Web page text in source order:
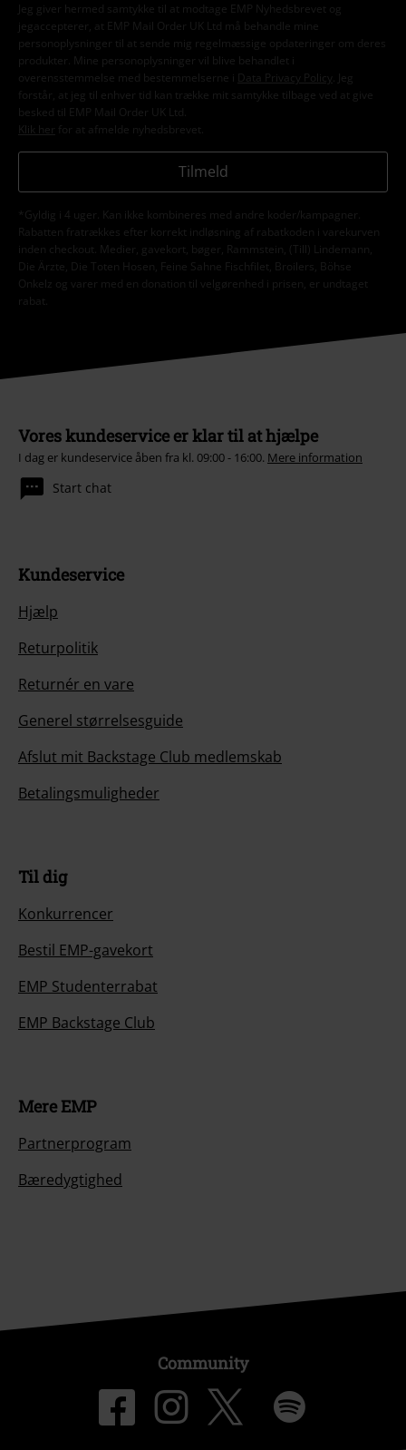
Jeg giver hermed samtykke til at modtage EMP Nyhedsbrevet og
jegaccepterer, at EMP Mail Order UK Ltd må behandle mine
personoplysninger til at sende mig regelmæssige opdateringer om deres
produkter. Mine personoplysninger vil blive behandlet i
overensstemmelse med bestemmelserne i
Data Privacy Policy
. Jeg
forstår, at jeg til enhver tid kan trække mit samtykke tilbage ved at give
besked til EMP Mail Order UK Ltd.
Klik her
for at afmelde nyhedsbrevet.
Tilmeld
*Gyldig i 4 uger. Kan ikke kombineres med andre koder/kampagner.
Rabatten fratrækkes efter korrekt indløsning af rabatkoden i varekurven
inden checkout. Medier, gavekort, bøger, Rammstein, (Till) Lindemann,
Die Ärzte, Die Toten Hosen, Feine Sahne Fischfilet, Broilers, Böhse
Onkelz og varer med en donation til velgørenhed i prisen, er undtaget
rabat.
Vores kundeservice er klar til at hjælpe
I dag er kundeservice åben fra kl. 09:00 - 16:00. Mere information
Start chat
Kundeservice
Hjælp
Returpolitik
Returnér en vare
Generel størrelsesguide
Afslut mit Backstage Club medlemskab
Betalingsmuligheder
Til dig
Konkurrencer
Bestil EMP-gavekort
EMP Studenterrabat
EMP Backstage Club
Mere EMP
Partnerprogram
Bæredygtighed
Community